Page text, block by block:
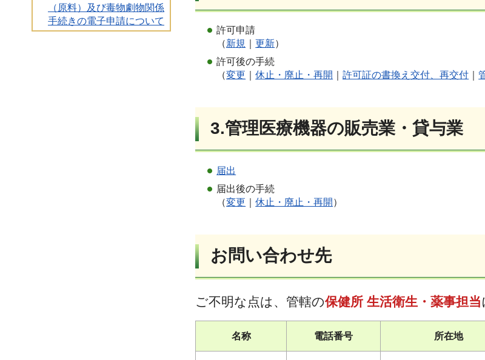
（原料）及び毒物劇物関係
手続きの電子申請について
許可申請
（新規 ｜更新）
許可後の手続
（変更 ｜休止・廃止・再開 ｜許可証の書換え交付、再交付 ｜
3.管理医療機器の販売業・貸与業
届出
届出後の手続
（変更 ｜休止・廃止・再開 ）
お問い合わせ先
ご不明な点は、管轄の保健所 生活衛生・薬事担当
名称 電話番号 所在地